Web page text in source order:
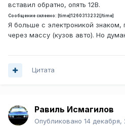
вставил обратно, опять 12В.
Сообщение склеено: [time]1260313232[/time]
Я больше с электроникой знаком,
через массу (кузов авто). Но
Цитата
Равиль Исмагилов
Опубликовано 14 декабря,